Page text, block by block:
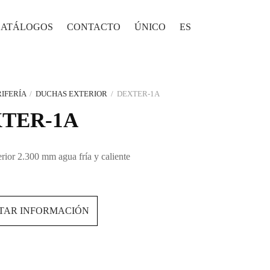
CONTACTO ÚNICO ES
/ DUCHAS EXTERIOR / DEXTER-1A
1A
2.300 mm agua fría y caliente
INFORMACIÓN